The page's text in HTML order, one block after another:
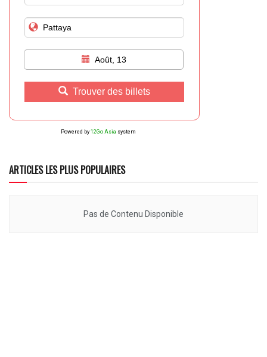
Août, 13
Trouver des billets
Powered by 12Go Asia system
ARTICLES LES PLUS POPULAIRES
Pas de Contenu Disponible